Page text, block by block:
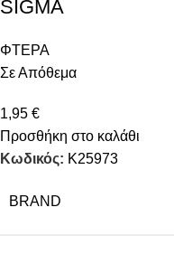
SIGMA
ΦΤΕΡΑ
Σε Απόθεμα
1,95 €
Προσθήκη στο καλάθι
Κωδικός: K25973
BRAND